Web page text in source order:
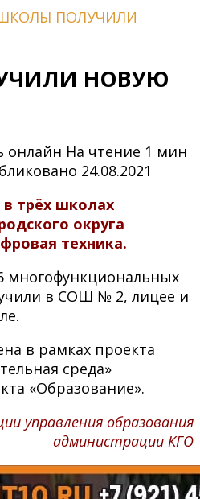
ПОЛУЧИЛИ
НОВУЮ
онлайн На чтение 1 мин
24.08.2021
в трёх школах
округа
техника.
многофункциональных
в СОШ № 2, лицее и
в рамках проекта
среда»
«Образование».
управления образования
администрации КГО